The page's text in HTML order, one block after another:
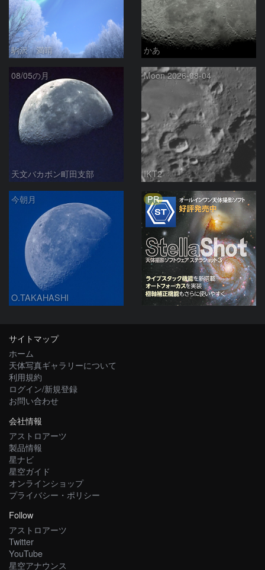
駒沢 満晴 かあ
08/05の月
天文バカボン町田支部
Moon 2026-08-04
IKT2
今朝月
O.TAKAHASHI
PR
サイトマップ
ホーム
天体写真ギャラリーについて
利用規約
ログイン/新規登録
お問い合わせ
会社情報
アストロアーツ
製品情報
星ナビ
星空ガイド
オンラインショップ
プライバシー・ポリシー
Follow
アストロアーツ
Twitter
YouTube
星空アナウンス